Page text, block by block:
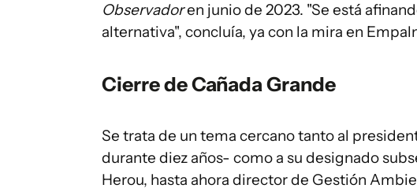
Observadoren junio de 2023. "Se está
alternativa", concluía, ya con la mira en
Cierre de Cañada Grande
Se trata de un tema cercano tanto al
durante diez años- como a su designado
Herou, hasta ahora director de Gestión